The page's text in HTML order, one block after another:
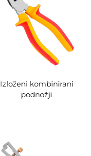
Izloženi kombinirani
podnožji